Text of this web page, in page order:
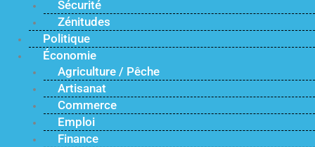
Sécurité
Zénitudes
Politique
Économie
Agriculture / Pêche
Artisanat
Commerce
Emploi
Finance